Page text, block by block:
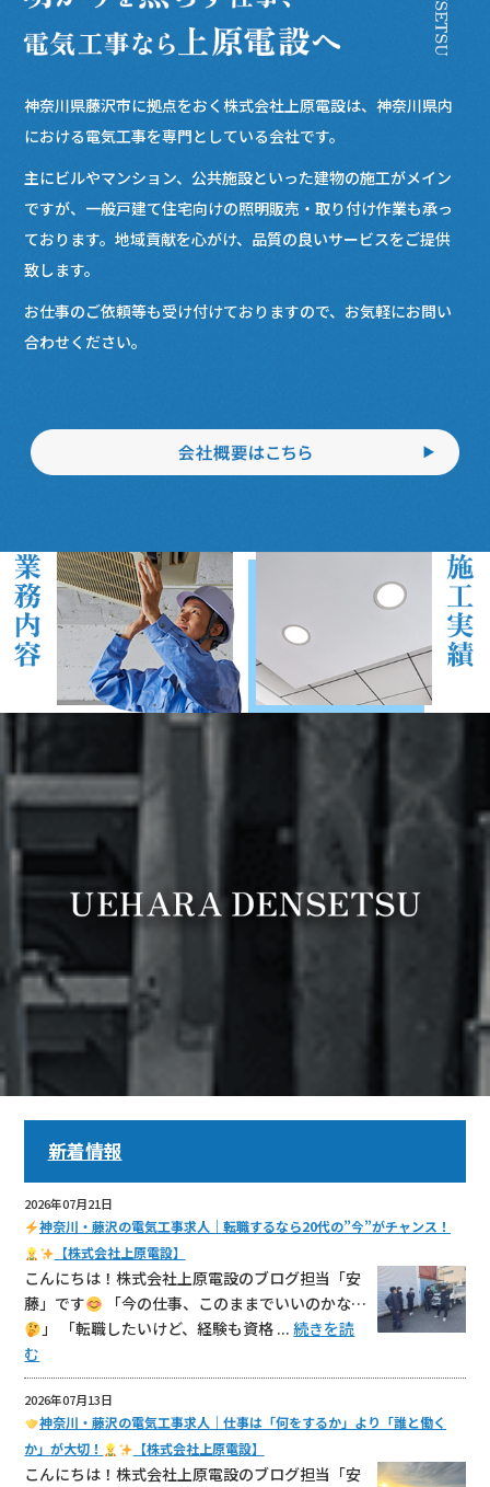
神奈川県藤沢市に拠点をおく株式会社上原電設は、神奈川県内
における電気工事を専門としている会社です。
主にビルやマンション、公共施設といった建物の施工がメイン
ですが、一般戸建て住宅向けの照明販売・取り付け作業も承っ
ております。地域貢献を心がけ、品質の良いサービスをご提供
致します。
お仕事のご依頼等も受け付けておりますので、お気軽にお問い
合わせください。
新着情報
2026年07月21日
神奈川・藤沢の電気工事求人｜転職するなら20代の”今”がチャンス！
【株式会社上原電設】
こんにちは！株式会社上原電設のブログ担当「安
藤」です
「今の仕事、このままでいいのかな…
」 「転職したいけど、経験も資格 ...続きを読
む
2026年07月13日
神奈川・藤沢の電気工事求人｜仕事は「何をするか」より「誰と働く
か」が大切！
【株式会社上原電設】
こんにちは！株式会社上原電設のブログ担当「安